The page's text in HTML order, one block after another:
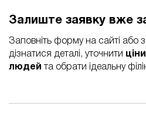
Залиште заявку вже
Заповніть форму на сайті або
дізнатися деталі, уточнити
людей та обрати ідеальну